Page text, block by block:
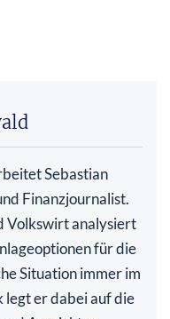
Sebastian
Finanzjournalist.
Volkswirt analysiert
für die
Situation immer im
legt er dabei auf die